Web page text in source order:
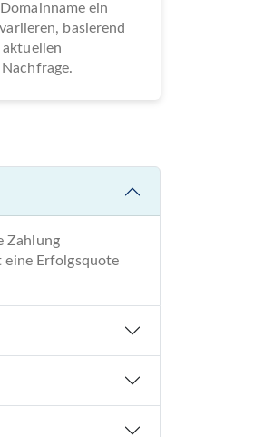
ein
basierend
Zahlung
eine Erfolgsquote